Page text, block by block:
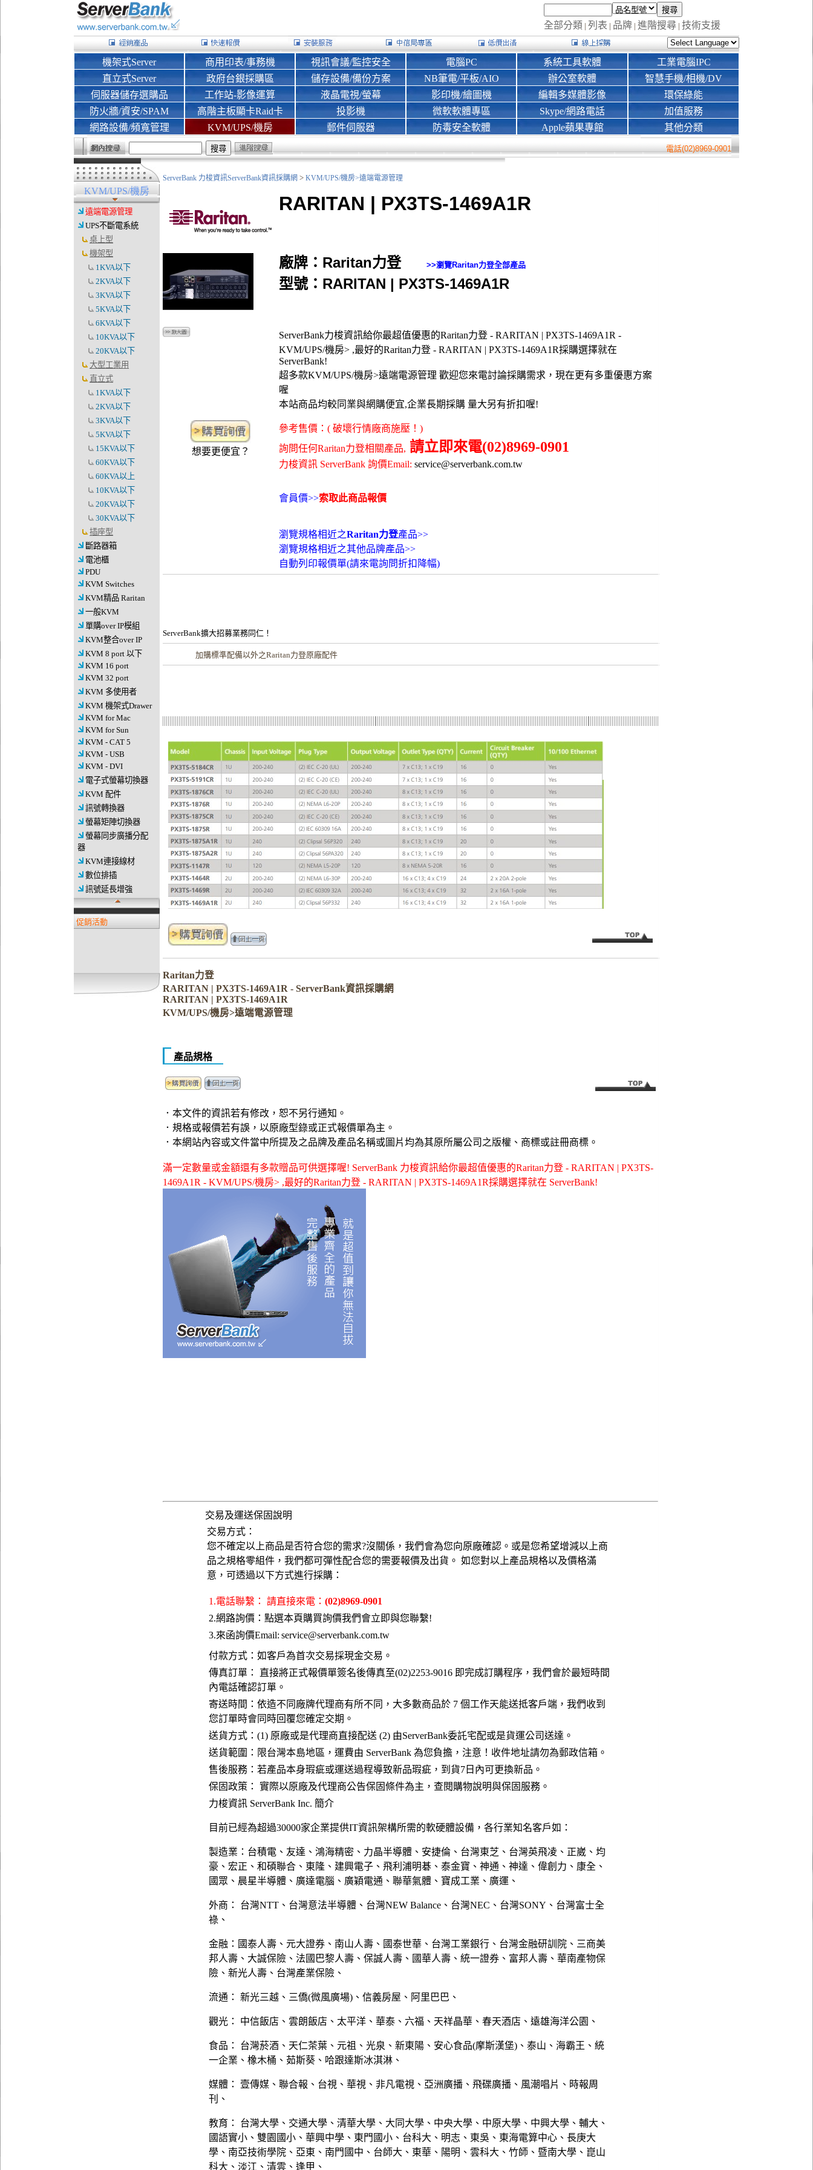
全部分類 | 列表 | 品牌 | 進階搜尋 | 技術支援
機架式Server
直立式Server
伺服器儲存選購品
防火牆/資安/SPAM
網路設備/頻寬管理
商用印表/事務機
政府台銀採購區
工作站-影像運算
高階主板顯卡Raid卡
KVM/UPS/機房
視訊會議/監控安全
儲存設備/備份方案
液晶電視/螢幕
投影機
郵件伺服器
電腦PC
NB筆電/平板/AIO
影印機/繪圖機
微軟軟體專區
防毒安全軟體
系統工具軟體
辦公室軟體
編輯多媒體影像
Skype/網路電話
Apple蘋果專館
工業電腦IPC
智慧手機/相機/DV
環保綠能
加值服務
其他分類
電話(02)8969-0901
KVM/UPS/機房
遠端電源管理
UPS不斷電系統
桌上型
機架型
1KVA以下
2KVA以下
3KVA以下
5KVA以下
6KVA以下
10KVA以下
20KVA以下
大型工業用
直立式
1KVA以下
2KVA以下
3KVA以下
5KVA以下
15KVA以下
60KVA以下
60KVA以上
10KVA以下
20KVA以下
30KVA以下
插座型
斷路器箱
電池櫃
PDU
KVM Switches
KVM精品 Raritan
一般KVM
單購over IP模組
KVM整合over IP
KVM 8 port 以下
KVM 16 port
KVM 32 port
KVM 多使用者
KVM 機架式Drawer
KVM for Mac
KVM for Sun
KVM - CAT 5
KVM - USB
KVM - DVI
電子式螢幕切換器
KVM 配件
訊號轉換器
螢幕矩陣切換器
螢幕同步廣播分配
器
KVM連接線材
數位排插
訊號延長增強
促銷活動
ServerBank 力梭資訊ServerBank資訊採購網 > KVM/UPS/機房>遠端電源管理
RARITAN | PX3TS-1469A1R
廠牌：Raritan力登 >>瀏覽Raritan力登全部產品
型號：RARITAN | PX3TS-1469A1R
ServerBank力梭資訊給你最超值優惠的Raritan力登 - RARITAN | PX3TS-1469A1R -
KVM/UPS/機房> ,最好的Raritan力登 - RARITAN | PX3TS-1469A1R採購選擇就在
ServerBank!
超多款KVM/UPS/機房>遠端電源管理 歡迎您來電討論採購需求，現在更有多重優惠方案
喔
本站商品均較同業與網購便宜,企業長期採購 量大另有折扣喔!
想要更便宜？
參考售價：( 破壞行情廠商施壓！)
詢問任何Raritan力登相關產品, 請立即來電(02)8969-0901
力梭資訊 ServerBank 詢價Email: service@serverbank.com.tw
會員價>>索取此商品報價
瀏覽規格相近之Raritan力登產品>>
瀏覽規格相近之其他品牌產品>>
自動列印報價單(請來電詢問折扣降幅)
ServerBank擴大招募業務同仁！
加購標準配備以外之Raritan力登原廠配件
Raritan力登
RARITAN | PX3TS-1469A1R - ServerBank資訊採購網
RARITAN | PX3TS-1469A1R
KVM/UPS/機房>遠端電源管理
產品規格
．本文件的資訊若有修改，恕不另行通知。
．規格或報價若有誤，以原廠型錄或正式報價單為主。
．本網站內容或文件當中所提及之品牌及產品名稱或圖片均為其原所屬公司之版權、商標或註冊商標。
滿一定數量或金額還有多款贈品可供選擇喔! ServerBank 力梭資訊給你最超值優惠的Raritan力登 - RARITAN | PX3TS-
1469A1R - KVM/UPS/機房> ,最好的Raritan力登 - RARITAN | PX3TS-1469A1R採購選擇就在 ServerBank!
交易及運送保固說明
交易方式：
您不確定以上商品是否符合您的需求?沒關係，我們會為您向原廠確認。或是您希望增減以上商
品之規格零組件，我們都可彈性配合您的需要報價及出貨。 如您對以上產品規格以及價格滿
意，可透過以下方式進行採購：
1.電話聯繫： 請直接來電： (02)8969-0901
2.網路詢價：點選本頁購買詢價我們會立即與您聯繫!
3.來函詢價Email: service@serverbank.com.tw
付款方式：如客戶為首次交易採現金交易。
傳真訂單： 直接將正式報價單簽名後傳真至(02)2253-9016 即完成訂購程序，我們會於最短時間
內電話確認訂單。
寄送時間：依造不同廠牌代理商有所不同，大多數商品於 7 個工作天能送抵客戶端，我們收到
您訂單時會同時回覆您確定交期。
送貨方式：(1) 原廠或是代理商直接配送 (2) 由ServerBank委託宅配或是貨運公司送達。
送貨範圍：限台灣本島地區，運費由 ServerBank 為您負擔，注意！收件地址請勿為郵政信箱。
售後服務：若產品本身瑕疵或運送過程導致新品瑕疵，到貨7日內可更換新品。
保固政策： 實際以原廠及代理商公告保固條件為主，查閱購物說明與保固服務。
力梭資訊 ServerBank Inc. 簡介
目前已經為超過30000家企業提供IT資訊架構所需的軟硬體設備，各行業知名客戶如：
製造業：台積電、友達、鴻海精密、力晶半導體、安捷倫、台灣東芝、台灣英飛凌、正崴、均
豪、宏正、和碩聯合、東隆、建興電子、飛利浦明碁、泰金寶、神通、神達、偉創力、康全、
國眾、晨星半導體、廣達電腦、廣穎電通、聯華氣體、寶成工業、廣運、
外商： 台灣NTT、台灣意法半導體、台灣NEW Balance、台灣NEC、台灣SONY、台灣富士全
祿、
金融：國泰人壽、元大證券、南山人壽、國泰世華、台灣工業銀行、台灣金融研訓院、三商美
邦人壽、大誠保險、法國巴黎人壽、保誠人壽、國華人壽、統一證券、富邦人壽、華南產物保
險、新光人壽、台灣產業保險、
流通： 新光三越、三僑(微風廣場)、信義房屋、阿里巴巴、
觀光： 中信飯店、雲朗飯店、太平洋、華泰、六福、天祥晶華、春天酒店、遠雄海洋公園、
食品： 台灣菸酒、天仁茶葉、元祖、光泉、新東陽、安心食品(摩斯漢堡)、泰山、海霸王、統
一企業、橡木桶、茹斯葵、哈跟達斯冰淇淋、
媒體： 壹傳媒、聯合報、台視、華視、非凡電視、亞洲廣播、飛碟廣播、風潮唱片、時報周
刊、
教育： 台灣大學、交通大學、清華大學、大同大學、中央大學、中原大學、中興大學、輔大、
國語實小、雙園國小、華興中學、東門國小、台科大、明志、東吳、東海電算中心、長庚大
學、南亞技術學院、亞東、南門國中、台師大、東華、陽明、雲科大、竹師、暨南大學、崑山
科大、淡江、清雲、逢甲、